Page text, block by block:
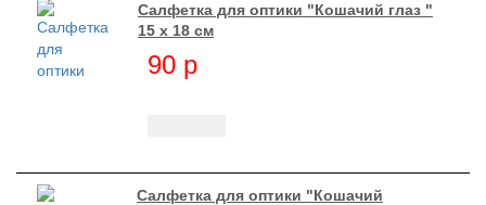
Салфетка для оптики "Кошачий глаз "
15 х 18 см
90 p
Салфетка для оптики "Кошачий